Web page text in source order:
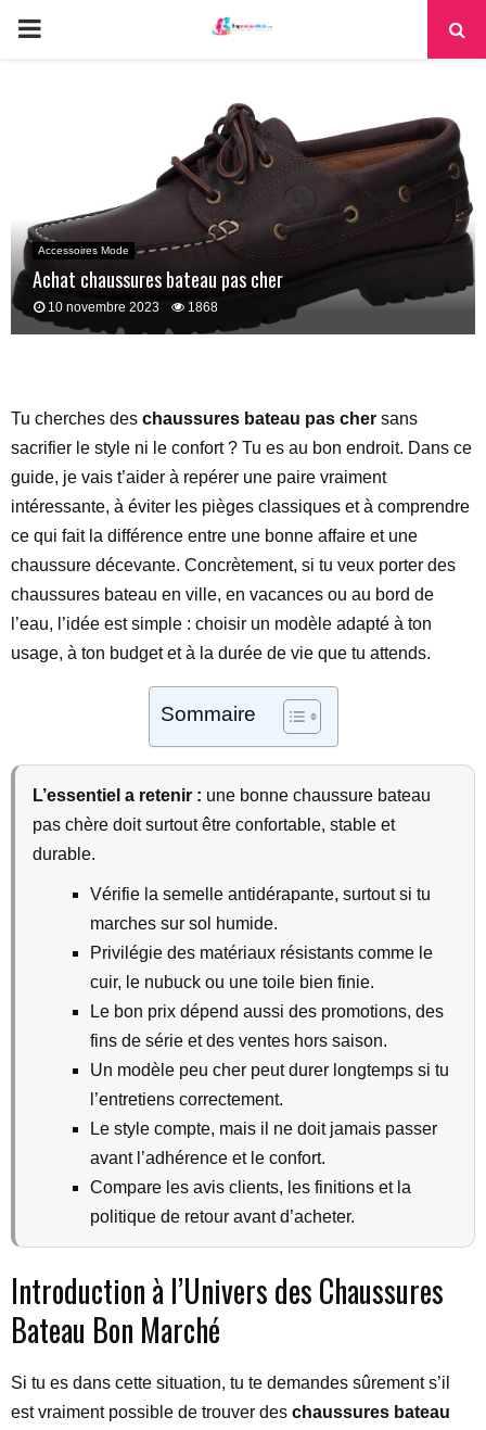
PRIMARY
Accessoires Mode
Achat chaussures bateau pas cher
10 novembre 2023 1868
Tu cherches des chaussures bateau pas cher sans
sacrifier le style ni le confort ? Tu es au bon endroit. Dans ce
guide, je vais t’aider à repérer une paire vraiment
intéressante, à éviter les pièges classiques et à comprendre
ce qui fait la différence entre une bonne affaire et une
chaussure décevante. Concrètement, si tu veux porter des
chaussures bateau en ville, en vacances ou au bord de
l’eau, l’idée est simple : choisir un modèle adapté à ton
usage, à ton budget et à la durée de vie que tu attends.
Sommaire
L’essentiel a retenir : une bonne chaussure bateau
pas chère doit surtout être confortable, stable et
durable.
Vérifie la semelle antidérapante, surtout si tu
marches sur sol humide.
Privilégie des matériaux résistants comme le
cuir, le nubuck ou une toile bien finie.
Le bon prix dépend aussi des promotions, des
fins de série et des ventes hors saison.
Un modèle peu cher peut durer longtemps si tu
l’entretiens correctement.
Le style compte, mais il ne doit jamais passer
avant l’adhérence et le confort.
Compare les avis clients, les finitions et la
politique de retour avant d’acheter.
Introduction à l’Univers des Chaussures
Bateau Bon Marché
Si tu es dans cette situation, tu te demandes sûrement s’il
est vraiment possible de trouver des chaussures bateau